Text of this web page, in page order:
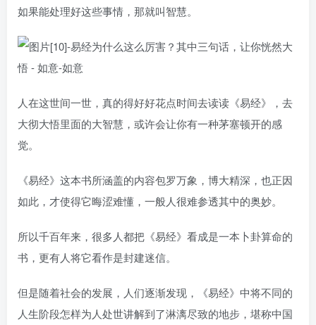
如果能处理好这些事情，那就叫智慧。
人在这世间一世，真的得好好花点时间去读读《易经》，去
大彻大悟里面的大智慧，或许会让你有一种茅塞顿开的感
觉。
《易经》这本书所涵盖的内容包罗万象，博大精深，也正因
如此，才使得它晦涩难懂，一般人很难参透其中的奥妙。
所以千百年来，很多人都把《易经》看成是一本卜卦算命的
书，更有人将它看作是封建迷信。
但是随着社会的发展，人们逐渐发现，《易经》中将不同的
人生阶段怎样为人处世讲解到了淋漓尽致的地步，堪称中国